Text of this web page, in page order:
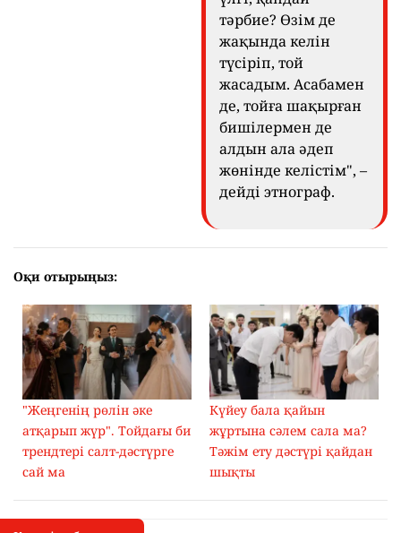
тәрбие? Өзім де
жақында келін
түсіріп, той
жасадым. Асабамен
де, тойға шақырған
бишілермен де
алдын ала әдеп
жөнінде келістім", –
дейді этнограф.
Оқи отырыңыз:
"Жеңгенің рөлін әке
атқарып жүр". Тойдағы би
трендтері салт-дәстүрге
сай ма
Күйеу бала қайын
жұртына сәлем сала ма?
Тәжім ету дәстүрі қайдан
шықты